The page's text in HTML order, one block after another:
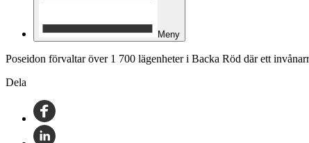
Meny
Poseidon förvaltar över 1 700 lägenheter i Backa Röd där ett
Dela